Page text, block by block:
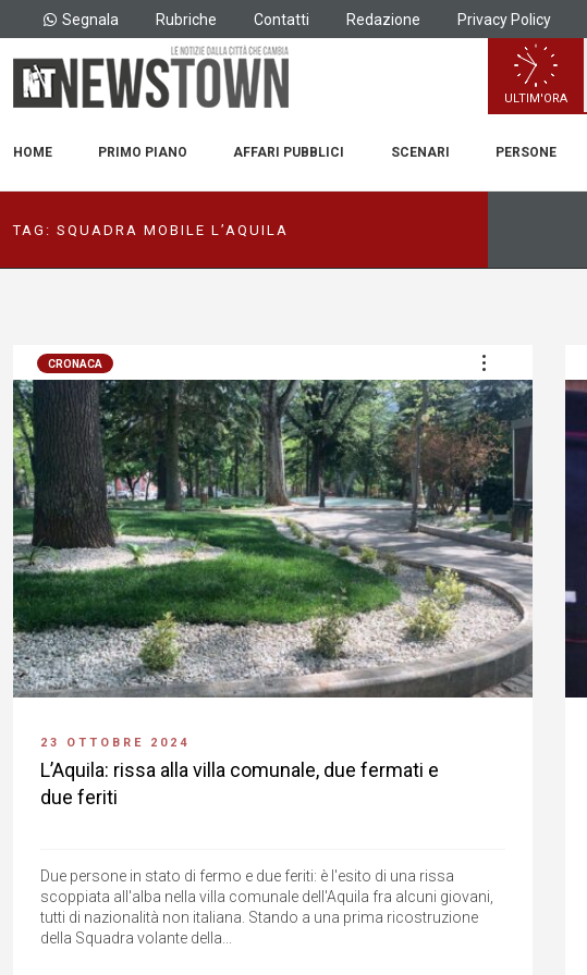
Segnala Rubriche Contatti Redazione Privacy Policy
ULTIM'ORA
HOME PRIMO PIANO AFFARI PUBBLICI SCENARI PERSONE
TAG: SQUADRA MOBILE L’AQUILA
CRONACA
23 OTTOBRE 2024
L’Aquila: rissa alla villa comunale, due fermati e
due feriti
Due persone in stato di fermo e due feriti: è l'esito di una rissa
scoppiata all'alba nella villa comunale dell'Aquila fra alcuni giovani,
tutti di nazionalità non italiana. Stando a una prima ricostruzione
della Squadra volante della...